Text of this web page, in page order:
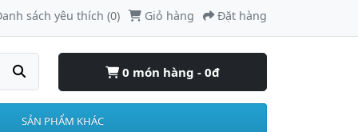
sách yêu thích (0) Giỏ hàng Đặt hàng
0 món hàng - 0đ
SẢN PHẨM KHÁC